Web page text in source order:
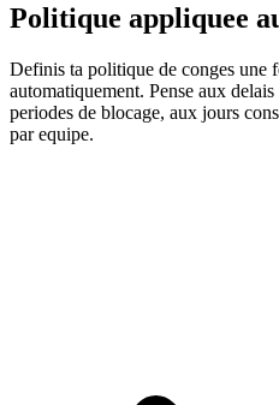
Politique appliquee
Definis ta politique de conges une
automatiquement. Pense aux
periodes de blocage, aux jours
par equipe.